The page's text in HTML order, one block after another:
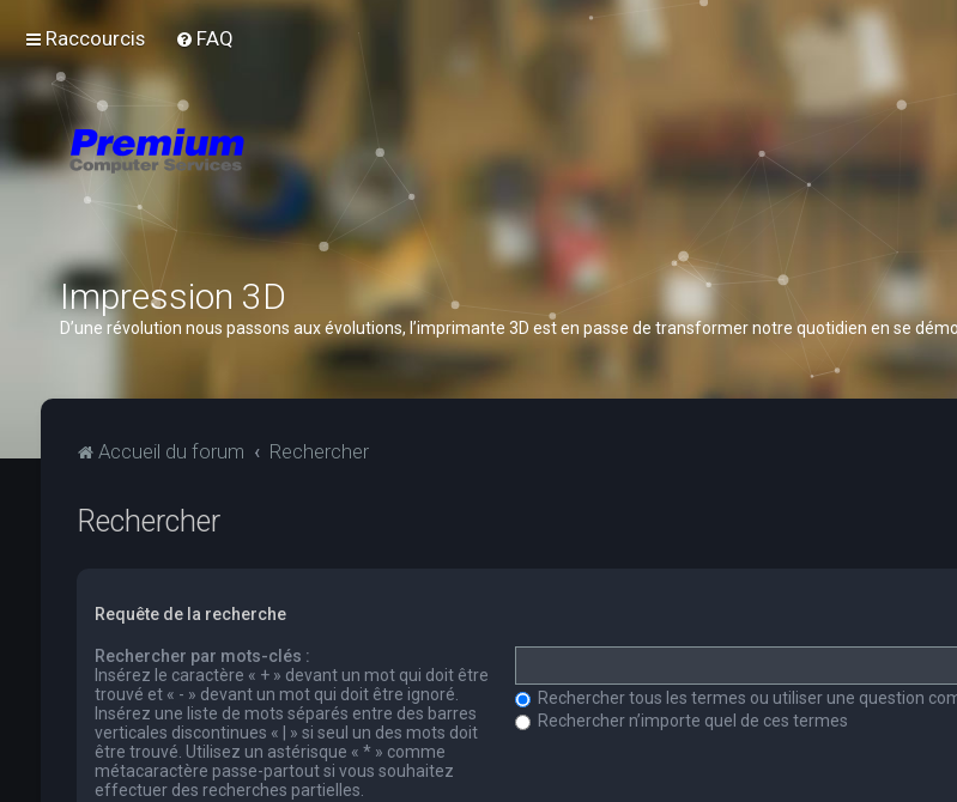
Raccourcis FAQ
Impression 3D
D’une révolution nous passons aux évolutions, l’imprimante 3D est en passe de transformer notre quotidien en se
Accueil du forum Rechercher
Rechercher
Requête de la recherche
Rechercher par mots-clés :
Insérez le caractère « + » devant un mot qui doit être
trouvé et « - » devant un mot qui doit être ignoré.
Insérez une liste de mots séparés entre des barres
verticales discontinues « | » si seul un des mots doit
être trouvé. Utilisez un astérisque « * » comme
métacaractère passe-partout si vous souhaitez
effectuer des recherches partielles.
Rechercher tous les termes ou utiliser une question
Rechercher n’importe quel de ces termes